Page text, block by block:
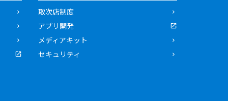
取次店制度
アプリ開発
メディアキット
セキュリティ